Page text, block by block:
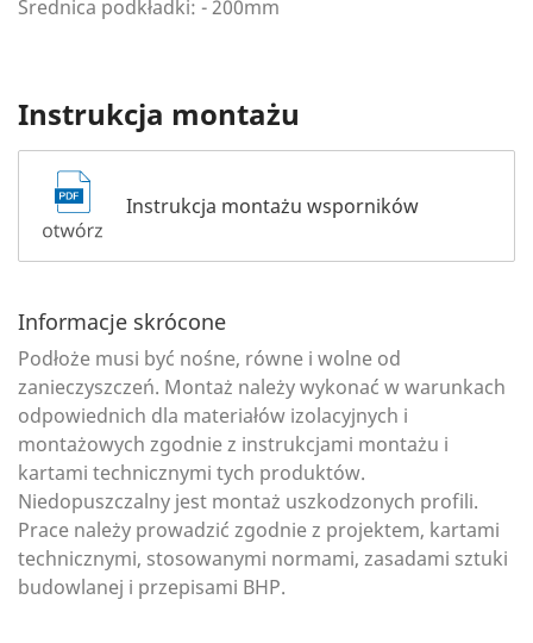
Średnica podkładki: - 200mm
Instrukcja montażu
Instrukcja montażu wsporników
Informacje skrócone
Podłoże musi być nośne, równe i wolne od
zanieczyszczeń. Montaż należy wykonać w warunkach
odpowiednich dla materiałów izolacyjnych i
montażowych zgodnie z instrukcjami montażu i
kartami technicznymi tych produktów.
Niedopuszczalny jest montaż uszkodzonych profili.
Prace należy prowadzić zgodnie z projektem, kartami
technicznymi, stosowanymi normami, zasadami sztuki
budowlanej i przepisami BHP.